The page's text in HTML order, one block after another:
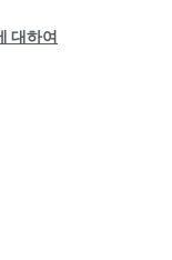
대하여